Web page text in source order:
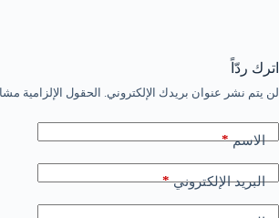
اترك ردّاً
لن يتم نشر عنوان بريدك الإلكتروني. الحقول الإلزامية
الاسم*
البريد الإلكتروني*